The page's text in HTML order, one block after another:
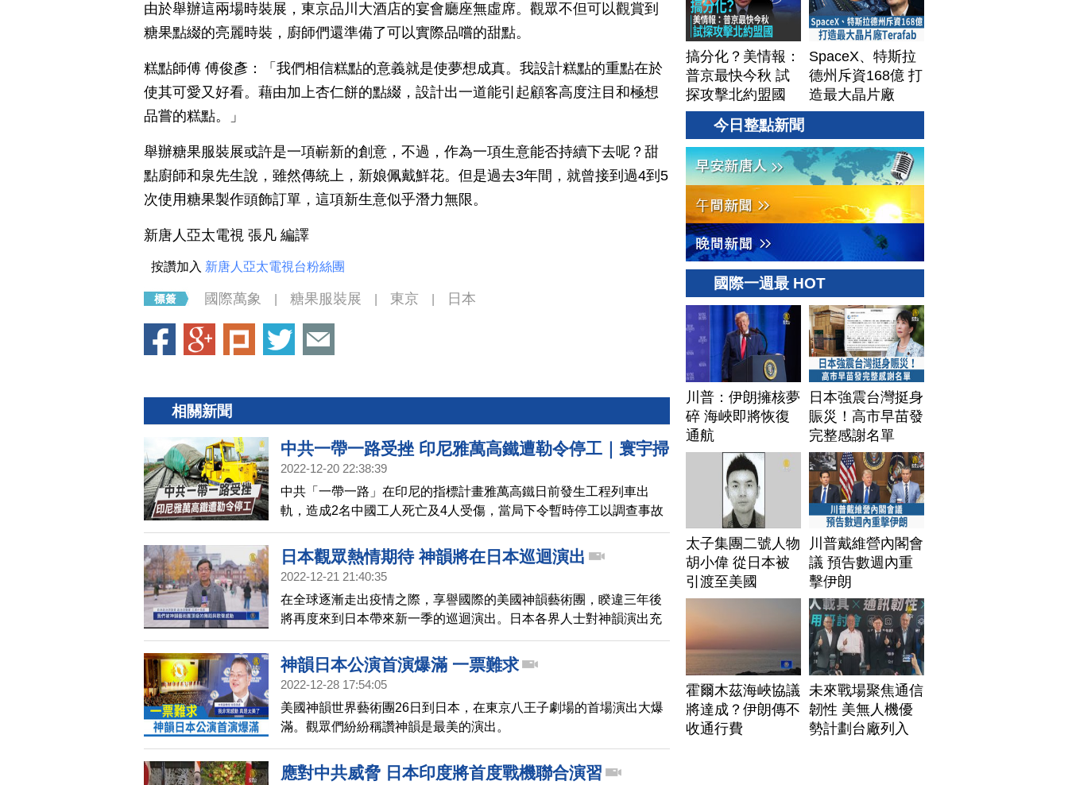
由於舉辦這兩場時裝展，東京品川大酒店的宴會廳座無虛席。觀眾不但可以觀賞到
糖果點綴的亮麗時裝，廚師們還準備了可以實際品嚐的甜點。
糕點師傅 傅俊彥：「我們相信糕點的意義就是使夢想成真。我設計糕點的重點在於
使其可愛又好看。藉由加上杏仁餅的點綴，設計出一道能引起顧客高度注目和極想
品嘗的糕點。」
舉辦糖果服裝展或許是一項嶄新的創意，不過，作為一項生意能否持續下去呢？甜
點廚師和泉先生說，雖然傳統上，新娘佩戴鮮花。但是過去3年間，就曾接到過4到5
次使用糖果製作頭飾訂單，這項新生意似乎潛力無限。
新唐人亞太電視 張凡 編譯
按讚加入 新唐人亞太電視台粉絲團
國際萬象 糖果服裝展 東京 日本
相關新聞
中共一帶一路受挫 印尼雅萬高鐵遭勒令停工｜寰宇掃
描
2022-12-20 22:38:39
中共「一帶一路」在印尼的指標計畫雅萬高鐵日前發生工程列車出
軌，造成2名中國工人死亡及4人受傷，當局下令暫時停工以調查事故
原因。印尼國會議員向中央社表示，雅萬高鐵工安事故多，要求政府
必須重新審查這項計畫。
日本觀眾熱情期待 神韻將在日本巡迴演出
2022-12-21 21:40:35
在全球逐漸走出疫情之際，享譽國際的美國神韻藝術團，睽違三年後
將再度來到日本帶來新一季的巡迴演出。日本各界人士對神韻演出充
滿嚮往與期待，很多場次已經出現一票難求的盛況。
神韻日本公演首演爆滿 一票難求
2022-12-28 17:54:05
美國神韻世界藝術團26日到日本，在東京八王子劇場的首場演出大爆
滿。觀眾們紛紛稱讚神韻是最美的演出。
應對中共威脅 日本印度將首度戰機聯合演習
搞分化？美情報：
普京最快今秋 試
探攻擊北約盟國
SpaceX、特斯拉
德州斥資168億 打
造最大晶片廠
Terafab
今日整點新聞
國際一週最 HOT
川普：伊朗擁核夢
碎 海峽即將恢復
通航
日本強震台灣挺身
賑災！高市早苗發
完整感謝名單
太子集團二號人物
胡小偉 從日本被
引渡至美國
川普戴維營內閣會
議 預告數週內重
擊伊朗
霍爾木茲海峽協議
將達成？伊朗傳不
收通行費
未來戰場聚焦通信
韌性 美無人機優
勢計劃台廠列入